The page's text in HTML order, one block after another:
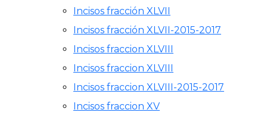
Incisos fracción XLVII
Incisos fracción XLVII-2015-2017
Incisos fraccion XLVIII
Incisos fraccion XLVIII
Incisos fraccion XLVIII-2015-2017
Incisos fraccion XV